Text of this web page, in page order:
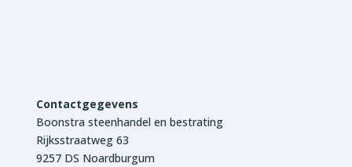
Contactgegevens
Boonstra steenhandel en bestrating
Rijksstraatweg 63
9257 DS Noardburgum